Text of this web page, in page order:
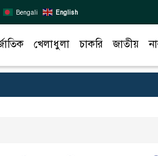
Bengali English
খেলাধুলা চাকরি জাতীয়